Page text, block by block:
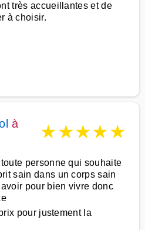
très accueillantes et de
à choisir.
à
★★★★★
personne qui souhaite
sain dans un corps sain
pour bien vivre donc
pour justement la